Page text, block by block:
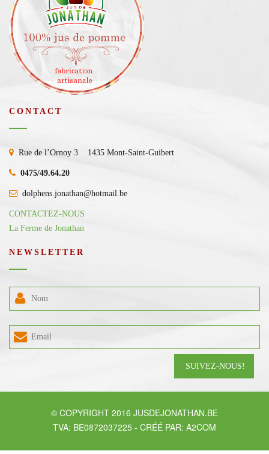
CONTACT
Rue de l’Ornoy 3 1435 Mont-Saint-Guibert
0475/49.64.20
dolphens.jonathan@hotmail.be
CONTACTEZ-NOUS
La Ferme de Jonathan
NEWSLETTER
© COPYRIGHT 2016 JUSDEJONATHAN.BE
TVA: BE0872037225 - CRÉÉ PAR: A2COM